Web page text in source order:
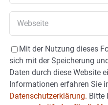
Mit der Nutzung dieses
sich mit der Speicherung
Daten durch diese Website
Informationen erfahren Sie
Datenschutzerklärung. Bitte